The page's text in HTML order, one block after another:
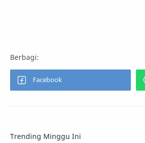
Trending Minggu Ini